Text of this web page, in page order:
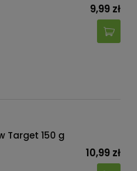
9,99 zł
Target 150 g
10,99 zł